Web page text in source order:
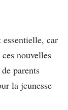
essentielle, car
nouvelles
parents
la jeunesse